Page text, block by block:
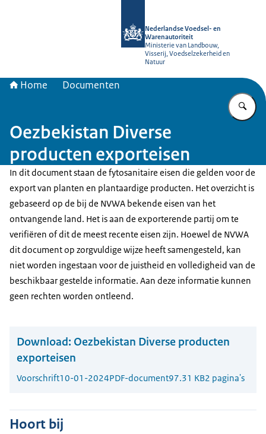
Nederlandse Voedsel- en
Warenautoriteit
Ministerie van Landbouw,
Visserij, Voedselzekerheid en
Natuur
Home Documenten
Oezbekistan Diverse
producten exporteisen
In dit document staan de fytosanitaire eisen die gelden voor de
export van planten en plantaardige producten. Het overzicht is
gebaseerd op de bij de NVWA bekende eisen van het
ontvangende land. Het is aan de exporterende partij om te
verifiëren of dit de meest recente eisen zijn. Hoewel de NVWA
dit document op zorgvuldige wijze heeft samengesteld, kan
niet worden ingestaan voor de juistheid en volledigheid van de
beschikbaar gestelde informatie. Aan deze informatie kunnen
geen rechten worden ontleend.
Download: Oezbekistan Diverse producten
exporteisen
Voorschrift10-01-2024PDF-document97.31 KB2 pagina's
Hoort bij